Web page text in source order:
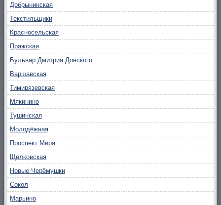
Добрынинская
Текстильщики
Красносельская
Пражская
Бульвар Дмитрия Донского
Варшавская
Тимирязевская
Мякинино
Тушинская
Молодёжная
Проспект Мира
Щёлковская
Новые Черёмушки
Сокол
Марьино